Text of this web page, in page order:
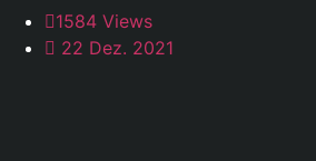
1584 Views
22 Dez. 2021